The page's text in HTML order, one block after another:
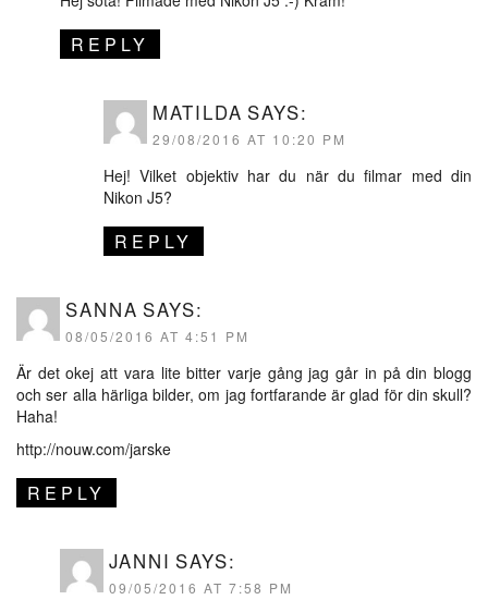
REPLY
MATILDA SAYS:
29/08/2016 AT 10:20 PM
Hej! Vilket objektiv har du när du filmar med din
Nikon J5?
REPLY
SANNA SAYS:
08/05/2016 AT 4:51 PM
Är det okej att vara lite bitter varje gång jag går in på din blogg
och ser alla härliga bilder, om jag fortfarande är glad för din skull?
Haha!
http://nouw.com/jarske
REPLY
JANNI SAYS:
09/05/2016 AT 7:58 PM